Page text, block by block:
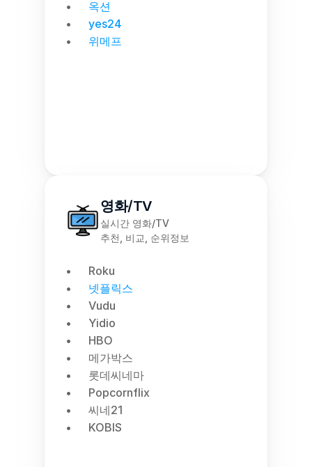
옥션
yes24
위메프
영화/TV
실시간 영화/TV
추천, 비교, 순위정보
Roku
넷플릭스
Vudu
Yidio
HBO
메가박스
롯데씨네마
Popcornflix
씨네21
KOBIS